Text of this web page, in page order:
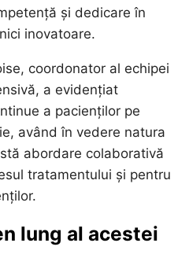
și dedicare în
inovatoare.
coordonator al echipei
a evidențiat
a pacienților pe
având în vedere natura
abordare colaborativă
tratamentului și pentru
lung al acestei